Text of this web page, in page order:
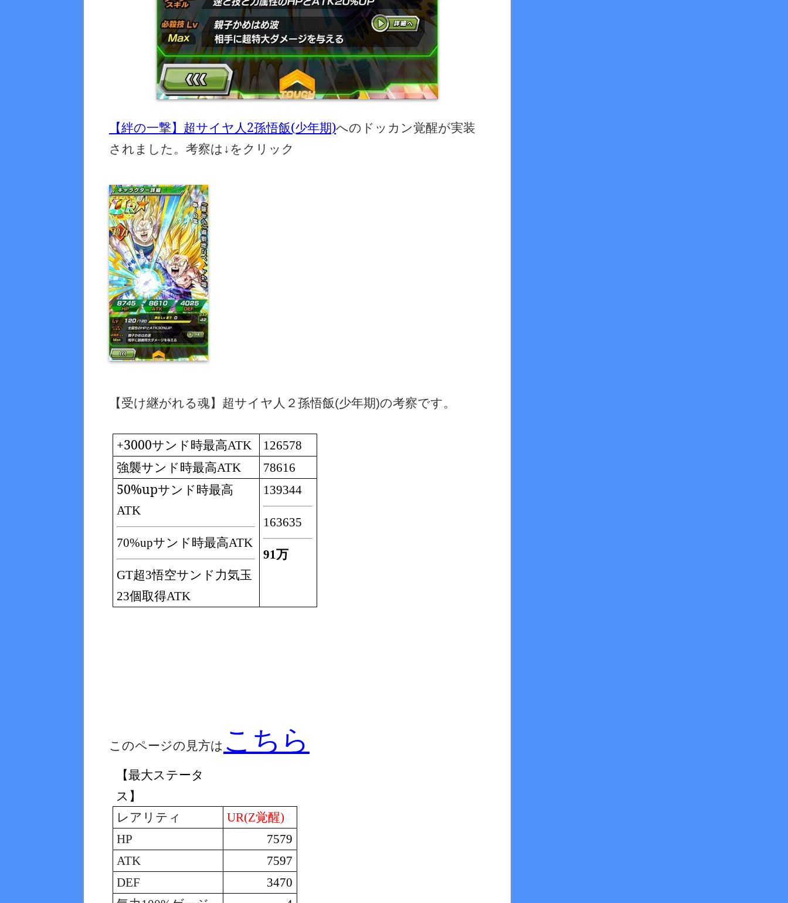
【絆の一撃】超サイヤ人2孫悟飯(少年期)へのドッカン覚醒が実装
されました。考察は↓をクリック
【受け継がれる魂】超サイヤ人２孫悟飯(少年期)の考察です。
+3000サンド時最高ATK 126578
強襲サンド時最高ATK 78616
50%upサンド時最高
ATK
70%upサンド時最高ATK
GT超3悟空サンド力気玉
23個取得ATK
139344
163635
91万
このページの見方は こちら
【最大ステータ
ス】
レアリティ UR(Z覚醒)
HP
7579
ATK
7597
DEF
3470